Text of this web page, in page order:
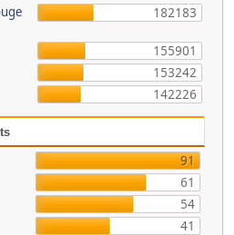
182183
155901
153242
142226
91
61
54
41